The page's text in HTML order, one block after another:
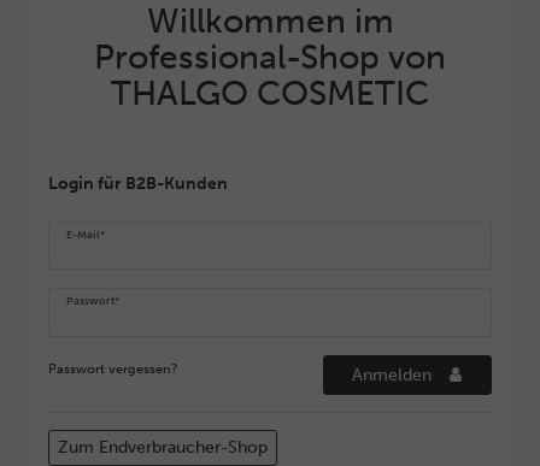
Willkommen im
Professional-Shop von
THALGO COSMETIC
Login für B2B-Kunden
E-Mail*
Passwort*
Passwort vergessen? Anmelden
Zum Endverbraucher-Shop